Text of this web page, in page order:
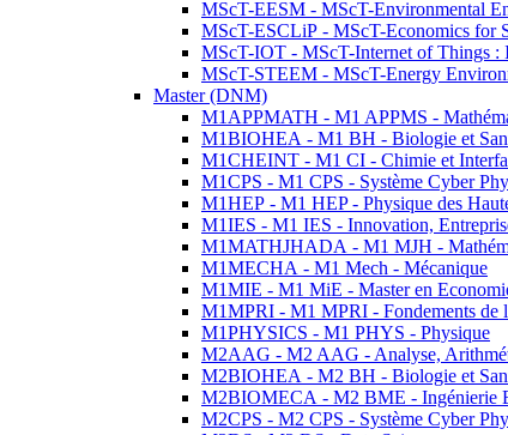
MScT-EESM - MScT-Environmental
MScT-ESCLiP - MScT-Economics for
MScT-IOT - MScT-Internet of Things :
MScT-STEEM - MScT-Energy
Master (DNM)
M1APPMATH - M1 APPMS -
M1BIOHEA - M1 BH - Biologie et
M1CHEINT - M1 CI - Chimie et
M1CPS - M1 CPS - Système Cyber
M1HEP - M1 HEP - Physique des
M1IES - M1 IES - Innovation,
M1MATHJHADA - M1 MJH -
M1MECHA - M1 Mech - Mécanique
M1MIE - M1 MiE - Master en
M1MPRI - M1 MPRI - Fondements de
M1PHYSICS - M1 PHYS - Physique
M2AAG - M2 AAG - Analyse,
M2BIOHEA - M2 BH - Biologie et
M2BIOMECA - M2 BME - Ingénierie
M2CPS - M2 CPS - Système Cyber